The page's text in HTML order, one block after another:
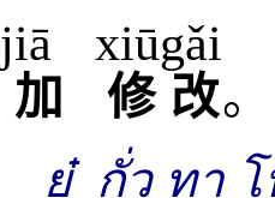
加
jiā
修
xiū
改
gǎi
。
ยู๋ กั่ว ทา โ